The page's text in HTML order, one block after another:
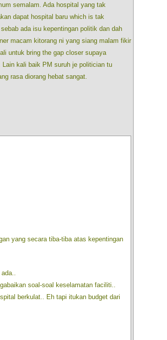
semalam. Ada hospital yang tak
dapat hospital baru which is tak
ada isu kepentingan politik dan dah
macam kitorang ni yang siang malam fikir
untuk bring the gap closer supaya
kali baik PM suruh je politician tu
rasa diorang hebat sangat.
yang secara tiba-tiba atas kepentingan
soal-soal keselamatan faciliti..
berkulat.. Eh tapi itukan budget dari